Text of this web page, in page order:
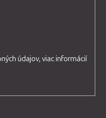
údajov, viac informácií